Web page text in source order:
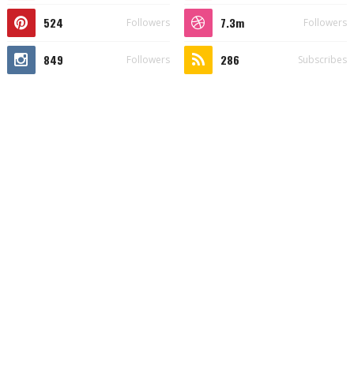
524 Followers 7.3m Followers
849 Followers 286 Subscribes